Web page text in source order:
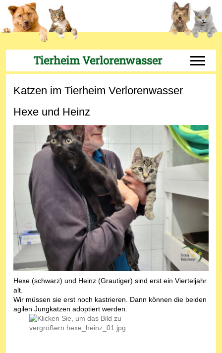
Tierheim Verlorenwasser Off-
Katzen im Tierheim Verlorenwasser
Hexe und Heinz
Hexe (schwarz) und Heinz (Grautiger) sind erst ein Vierteljahr
alt.
Wir müssen sie erst noch kastrieren. Dann können die beiden
agilen Jungkatzen adoptiert werden.